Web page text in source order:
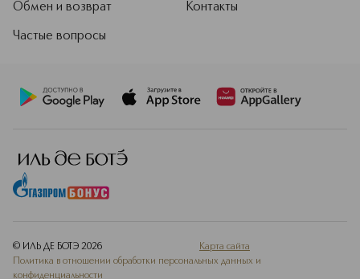
Обмен и возврат
Частые вопросы
Контакты
© ИЛЬ ДЕ БОТЭ 2026
Карта сайта
Политика в отношении обработки персональных данных и
конфиденциальности